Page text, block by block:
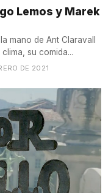
Lemos y Marek
mano de Ant Claravall
su comida...
DE 2021